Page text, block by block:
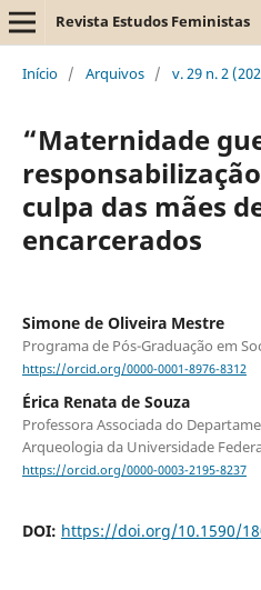
Revista Estudos Feministas
Início / Arquivos / v. 29 n. 2
“Maternidade
culpa das mães
encarcerados
Simone de Oliveira Mestre
Programa de Pós-Graduação em
https://orcid.org/0000-0001-8976-8312
Érica Renata de Souza
Professora Associada do
Arqueologia da Universidade
https://orcid.org/0000-0003-2195-8237
DOI: https://doi.org/10.1590/